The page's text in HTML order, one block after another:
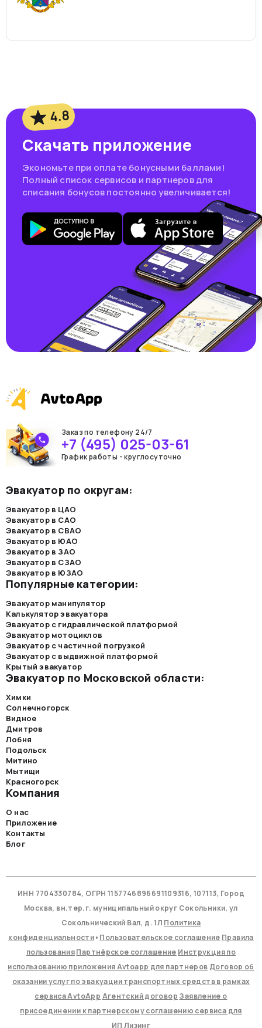
4.8
Скачать приложение
Экономьте при оплате бонусными баллами!
Полный список сервисов и партнеров для
списания бонусов постоянно увеличивается!
Заказ по телефону 24/7
+7 (495) 025-03-61
График работы - круглосуточно
Эвакуатор по округам:
Эвакуатор в ЦАО
Эвакуатор в САО
Эвакуатор в СВАО
Эвакуатор в ЮАО
Эвакуатор в ЗАО
Эвакуатор в СЗАО
Эвакуатор в ЮЗАО
Популярные категории:
Эвакуатор манипулятор
Калькулятор эвакуатора
Эвакуатор с гидравлической платформой
Эвакуатор мотоциклов
Эвакуатор с частичной погрузкой
Эвакуатор с выдвижной платформой
Крытый эвакуатор
Эвакуатор по Московской области:
Химки
Солнечногорск
Видное
Дмитров
Лобня
Подольск
Митино
Мытищи
Красногорск
Компания
О нас
Приложение
Контакты
Блог
ИНН 7704330784, ОГРН 1157746896691109316, 107113, Город
Москва, вн.тер.г. муниципальный округ Сокольники, ул
Сокольнический Вал, д. 1Л Политика
конфиденциальности• Пользовательское соглашение Правила
пользованияПартнёрское соглашение Инструкция по
использованию приложения Avtoapp для партнеров Договор об
оказании услуг по эвакуации транспортных средств в рамках
сервиса AvtoApp Агентский договор Заявление о
присоединении к партнерскому соглашению сервиса для
ИП Лизинг